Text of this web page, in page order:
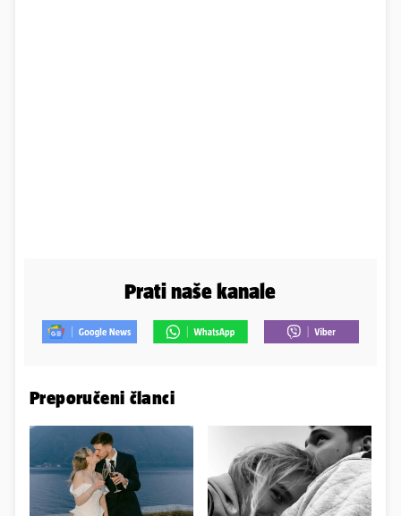
Prati naše kanale
Preporučeni članci